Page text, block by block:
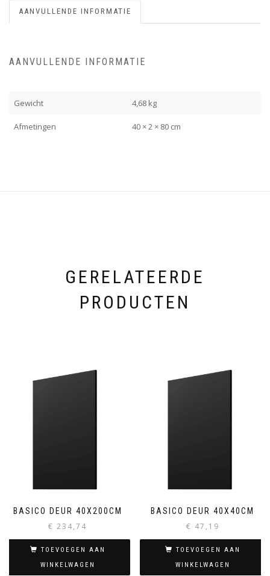
AANVULLENDE INFORMATIE
AANVULLENDE INFORMATIE
Gewicht 4,68 kg
Afmetingen 40 × 2 × 80 cm
GERELATEERDE
PRODUCTEN
BASICO DEUR 40X200CM
€ 234,74
TOEVOEGEN AAN
WINKELWAGEN
BASICO DEUR 40X40CM
€ 47,19
TOEVOEGEN AAN
WINKELWAGEN